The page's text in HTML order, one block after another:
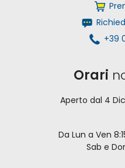
+39
Orari
Aperto dal 4
Da Lun a Ven
Sab e